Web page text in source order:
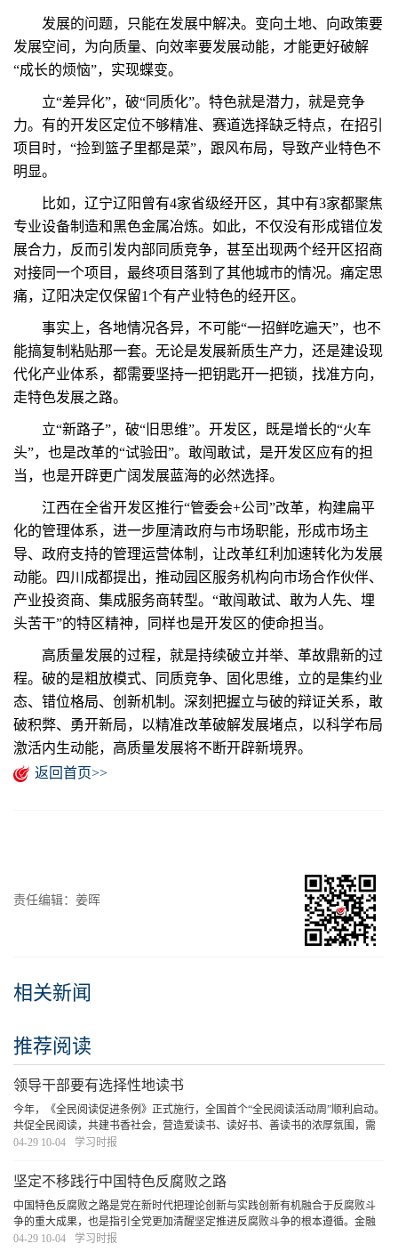
发展的问题，只能在发展中解决。变向土地、向政策要
发展空间，为向质量、向效率要发展动能，才能更好破解
“成长的烦恼”，实现蝶变。
立“差异化”，破“同质化”。特色就是潜力，就是竞争
力。有的开发区定位不够精准、赛道选择缺乏特点，在招引
项目时，“捡到篮子里都是菜”，跟风布局，导致产业特色不
明显。
比如，辽宁辽阳曾有4家省级经开区，其中有3家都聚焦
专业设备制造和黑色金属冶炼。如此，不仅没有形成错位发
展合力，反而引发内部同质竞争，甚至出现两个经开区招商
对接同一个项目，最终项目落到了其他城市的情况。痛定思
痛，辽阳决定仅保留1个有产业特色的经开区。
事实上，各地情况各异，不可能“一招鲜吃遍天”，也不
能搞复制粘贴那一套。无论是发展新质生产力，还是建设现
代化产业体系，都需要坚持一把钥匙开一把锁，找准方向，
走特色发展之路。
立“新路子”，破“旧思维”。开发区，既是增长的“火车
头”，也是改革的“试验田”。敢闯敢试，是开发区应有的担
当，也是开辟更广阔发展蓝海的必然选择。
江西在全省开发区推行“管委会+公司”改革，构建扁平
化的管理体系，进一步厘清政府与市场职能，形成市场主
导、政府支持的管理运营体制，让改革红利加速转化为发展
动能。四川成都提出，推动园区服务机构向市场合作伙伴、
产业投资商、集成服务商转型。“敢闯敢试、敢为人先、埋
头苦干”的特区精神，同样也是开发区的使命担当。
高质量发展的过程，就是持续破立并举、革故鼎新的过
程。破的是粗放模式、同质竞争、固化思维，立的是集约业
态、错位格局、创新机制。深刻把握立与破的辩证关系，敢
破积弊、勇开新局，以精准改革破解发展堵点，以科学布局
激活内生动能，高质量发展将不断开辟新境界。
返回首页>>
责任编辑：姜晖
相关新闻
推荐阅读
领导干部要有选择性地读书
今年，《全民阅读促进条例》正式施行，全国首个“全民阅读活动周”顺利启动。
共促全民阅读，共建书香社会，营造爱读书、读好书、善读书的浓厚氛围，需
要领导干部率先垂范，既要在“爱读书”“善读书”上下功夫，更要在“读好书”上见
04-29 10-04 学习时报
坚定不移践行中国特色反腐败之路
中国特色反腐败之路是党在新时代把理论创新与实践创新有机融合于反腐败斗
争的重大成果，也是指引全党更加清醒坚定推进反腐败斗争的根本遵循。金融
是深化整治腐败的重点领域，必须坚定不移践行中国特色反腐败之路，打好金
04-29 10-04 学习时报